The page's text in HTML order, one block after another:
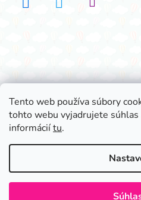
Tento web používa súbory
tohto webu vyjadrujete súhlas
informáciítu.